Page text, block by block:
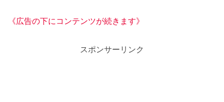
《広告の下にコンテンツが続きます》
スポンサーリンク